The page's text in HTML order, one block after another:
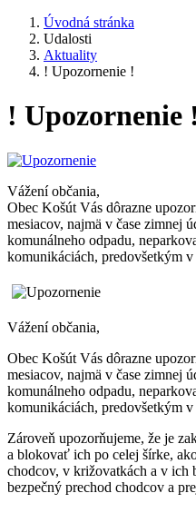
Úvodná stránka
Udalosti
Aktuality
! Upozornenie !
! Upozornenie !
Vážení občania,
Obec Košút Vás dôrazne
mesiacov, najmä v čase zimnej
komunálneho odpadu,
komunikáciách, predovšetkým
Vážení občania,
Obec Košút Vás dôrazne
mesiacov, najmä v čase zimnej
komunálneho odpadu,
komunikáciách, predovšetkým
Zároveň upozorňujeme, že je
a blokovať ich po celej šírke,
chodcov, v križovatkách a v ich
bezpečný prechod chodcov a